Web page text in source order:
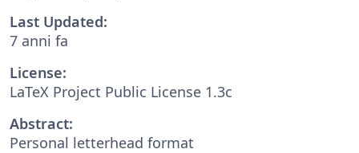
Last Updated:
7 anni fa
License:
LaTeX Project Public License 1.3c
Abstract:
Personal letterhead format